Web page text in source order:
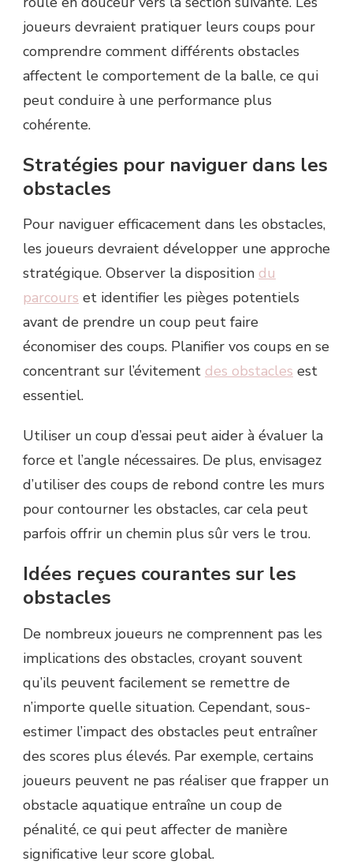
joueurs devraient pratiquer leurs coups pour
comprendre comment différents obstacles
affectent le comportement de la balle, ce qui
peut conduire à une performance plus
cohérente.
Stratégies pour naviguer dans les
obstacles
Pour naviguer efficacement dans les obstacles,
les joueurs devraient développer une approche
stratégique. Observer la disposition du
parcours et identifier les pièges potentiels
avant de prendre un coup peut faire
économiser des coups. Planifier vos coups en se
concentrant sur l’évitement des obstacles est
essentiel.
Utiliser un coup d’essai peut aider à évaluer la
force et l’angle nécessaires. De plus, envisagez
d’utiliser des coups de rebond contre les murs
pour contourner les obstacles, car cela peut
parfois offrir un chemin plus sûr vers le trou.
Idées reçues courantes sur les
obstacles
De nombreux joueurs ne comprennent pas les
implications des obstacles, croyant souvent
qu’ils peuvent facilement se remettre de
n’importe quelle situation. Cependant, sous-
estimer l’impact des obstacles peut entraîner
des scores plus élevés. Par exemple, certains
joueurs peuvent ne pas réaliser que frapper un
obstacle aquatique entraîne un coup de
pénalité, ce qui peut affecter de manière
significative leur score global.